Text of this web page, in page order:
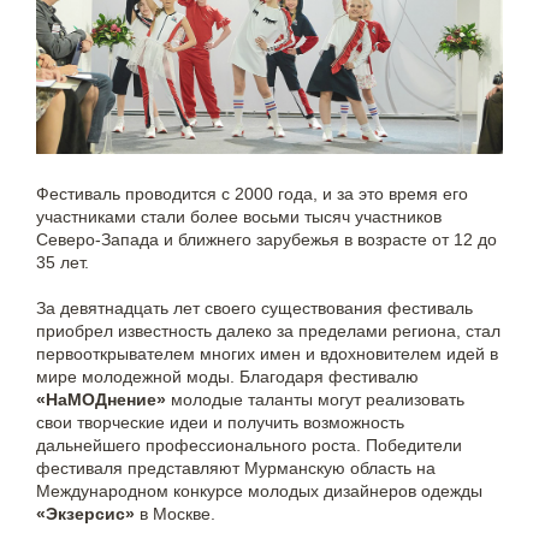
Фестиваль проводится с 2000 года, и за это время его
участниками стали более восьми тысяч участников
Северо-Запада и ближнего зарубежья в возрасте от 12 до
35 лет.
За девятнадцать лет своего существования фестиваль
приобрел известность далеко за пределами региона, стал
первооткрывателем многих имен и вдохновителем идей в
мире молодежной моды. Благодаря фестивалю
«НаМОДнение» молодые таланты могут реализовать
свои творческие идеи и получить возможность
дальнейшего профессионального роста. Победители
фестиваля представляют Мурманскую область на
Международном конкурсе молодых дизайнеров одежды
«Экзерсис» в Москве.